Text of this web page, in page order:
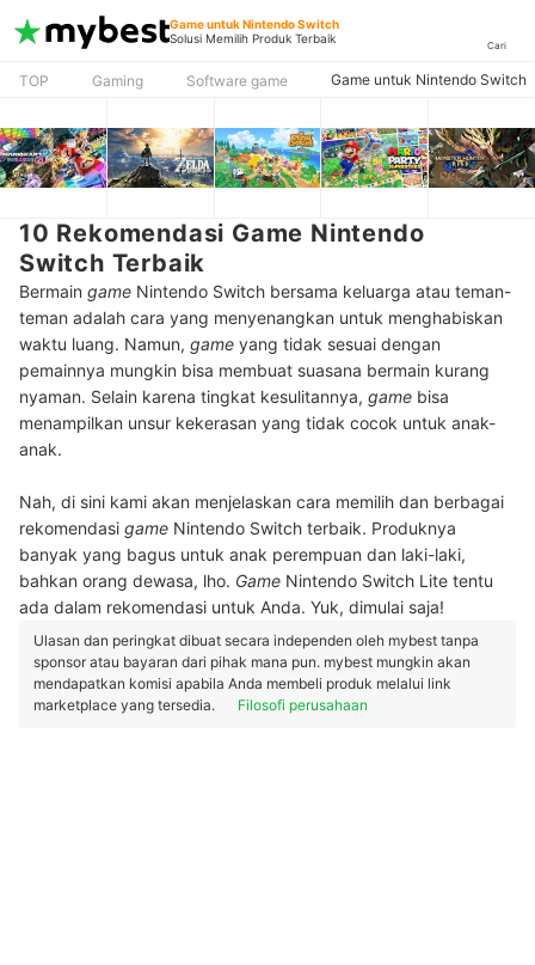
Game untuk Nintendo Switch
Solusi Memilih Produk Terbaik
Cari
TOP Gaming Software game Game untuk Nintendo Switch
10 Rekomendasi Game Nintendo
Switch Terbaik
Bermain game Nintendo Switch bersama keluarga atau teman-
teman adalah cara yang menyenangkan untuk menghabiskan
waktu luang. Namun, game yang tidak sesuai dengan
pemainnya mungkin bisa membuat suasana bermain kurang
nyaman. Selain karena tingkat kesulitannya, game bisa
menampilkan unsur kekerasan yang tidak cocok untuk anak-
anak.
Nah, di sini kami akan menjelaskan cara memilih dan berbagai
rekomendasi game Nintendo Switch terbaik. Produknya
banyak yang bagus untuk anak perempuan dan laki-laki,
bahkan orang dewasa, lho. Game Nintendo Switch Lite tentu
ada dalam rekomendasi untuk Anda. Yuk, dimulai saja!
Ulasan dan peringkat dibuat secara independen oleh mybest tanpa
sponsor atau bayaran dari pihak mana pun. mybest mungkin akan
mendapatkan komisi apabila Anda membeli produk melalui link
marketplace yang tersedia.
Filosofi perusahaan